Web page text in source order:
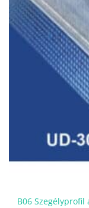
B06